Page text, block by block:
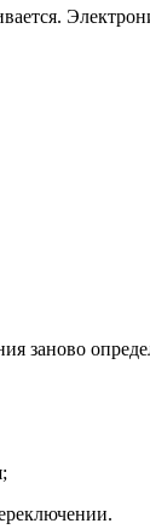
заново